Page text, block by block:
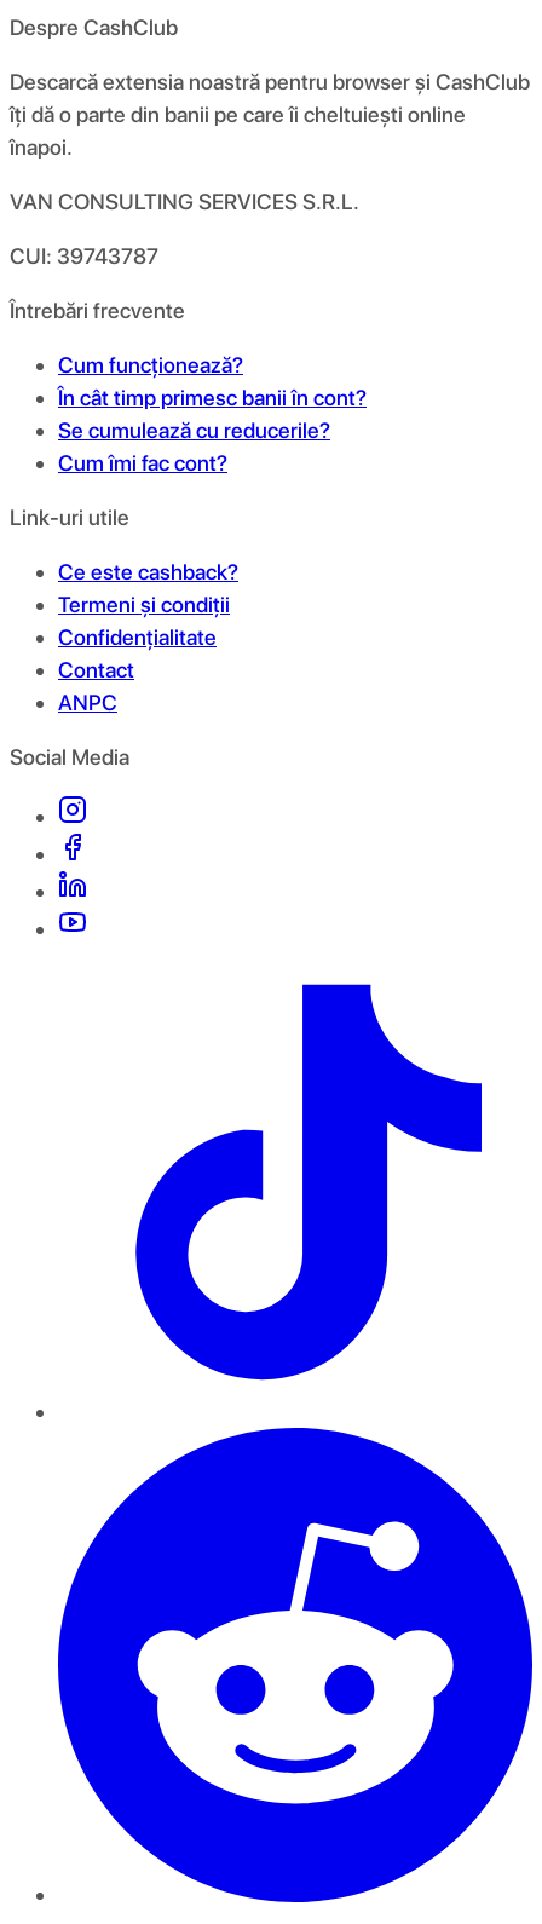
Despre CashClub
Descarcă extensia noastră pentru browser și CashClub
îți dă o parte din banii pe care îi cheltuiești online
înapoi.
VAN CONSULTING SERVICES S.R.L.
CUI: 39743787
Întrebări frecvente
Cum funcționează?
În cât timp primesc banii în cont?
Se cumulează cu reducerile?
Cum îmi fac cont?
Link-uri utile
Ce este cashback?
Termeni și condiții
Confidențialitate
Contact
ANPC
Social Media